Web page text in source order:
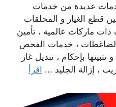
عديدة من خدمات
قطع الغيار و المحلقات
ذات ماركات عالمية ، تأمين
الضاغطات ، خدمات الفحص
بإحكام ، تبديل غاز
، إزالة الجليد ... اقرأ